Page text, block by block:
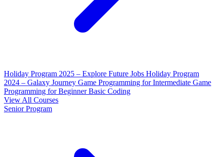
Holiday Program 2025 – Explore Future Jobs Holiday Program
2024 – Galaxy Journey Game Programming for Intermediate Game
Programming for Beginner Basic Coding
View All Courses
Senior Program